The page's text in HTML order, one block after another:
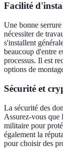
Facilité
Une bonne
nécessiter de
s'installent
beaucoup d'entre
processus. Il est
options de
Sécurité et
La sécurité des
Assurez-vous que
militaire pour
également la
pour choisir des